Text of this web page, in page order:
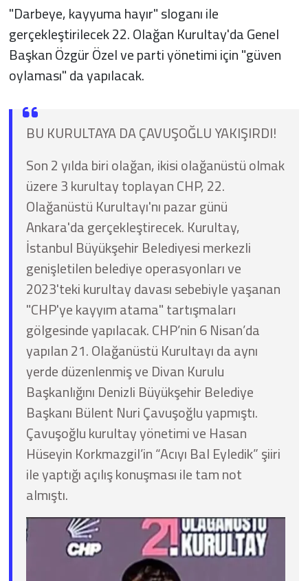
"Darbeye, kayyuma hayır" sloganı ile
gerçekleştirilecek 22. Olağan Kurultay'da Genel
Başkan Özgür Özel ve parti yönetimi için "güven
oylaması" da yapılacak.
BU KURULTAYA DA ÇAVUŞOĞLU YAKIŞIRDI!
Son 2 yılda biri olağan, ikisi olağanüstü olmak
üzere 3 kurultay toplayan CHP, 22.
Olağanüstü Kurultayı'nı pazar günü
Ankara'da gerçekleştirecek. Kurultay,
İstanbul Büyükşehir Belediyesi merkezli
genişletilen belediye operasyonları ve
2023'teki kurultay davası sebebiyle yaşanan
"CHP'ye kayyım atama" tartışmaları
gölgesinde yapılacak. CHP’nin 6 Nisan’da
yapılan 21. Olağanüstü Kurultayı da aynı
yerde düzenlenmiş ve Divan Kurulu
Başkanlığını Denizli Büyükşehir Belediye
Başkanı Bülent Nuri Çavuşoğlu yapmıştı.
Çavuşoğlu kurultay yönetimi ve Hasan
Hüseyin Korkmazgil’in “Acıyı Bal Eyledik” şiiri
ile yaptığı açılış konuşması ile tam not
almıştı.